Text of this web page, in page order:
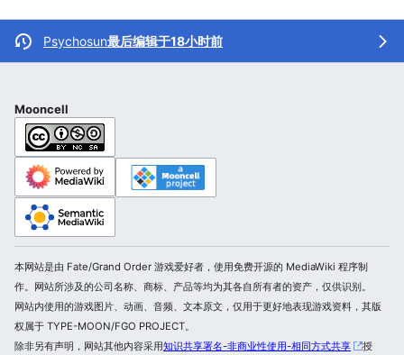
Psychosun最后编辑于18小时前
Mooncell
本网站是由 Fate/Grand Order 游戏爱好者，使用免费开源的 MediaWiki 程序制
作。网站所涉及的公司名称、商标、产品等均为其各自所有者的资产，仅供识别。
网站内使用的游戏图片、动画、音频、文本原文，仅用于更好地表现游戏资料，其版
权属于 TYPE-MOON/FGO PROJECT。
除非另有声明，网站其他内容采用知识共享署名-非商业性使用-相同方式共享 授